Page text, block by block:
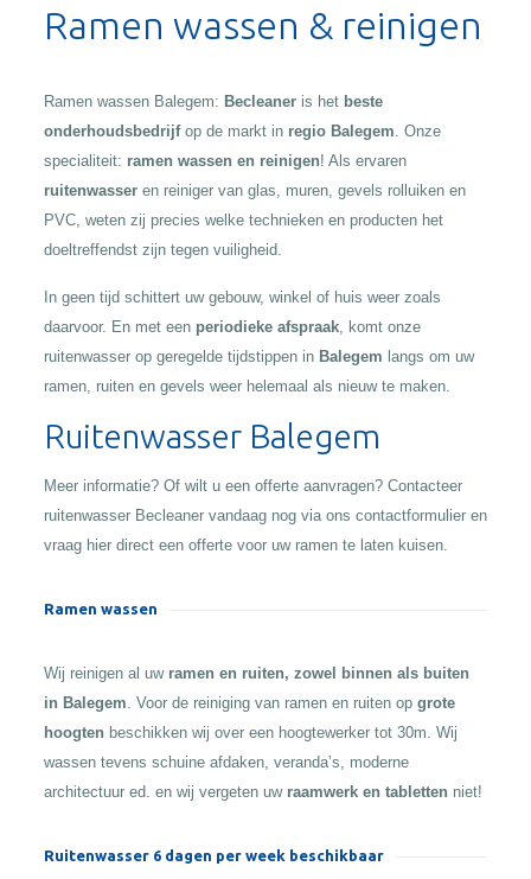
Ramen wassen & reinigen
Ramen wassen Balegem: Becleaneris het beste
onderhoudsbedrijfop de markt in regio Balegem. Onze
specialiteit: ramen wassen en reinigen! Als ervaren
ruitenwasseren reiniger van glas, muren, gevels rolluiken en
PVC, weten zij precies welke technieken en producten het
doeltreffendst zijn tegen vuiligheid.
In geen tijd schittert uw gebouw, winkel of huis weer zoals
daarvoor. En met een periodieke afspraak, komt onze
ruitenwasser op geregelde tijdstippen in Balegem langs om uw
ramen, ruiten en gevels weer helemaal als nieuw te maken.
Ruitenwasser Balegem
Meer informatie? Of wilt u een offerte aanvragen? Contacteer
ruitenwasser Becleaner vandaag nog via ons contactformulier en
vraag hier direct een offerte voor uw ramen te laten kuisen.
Ramen wassen
Wij reinigen al uw ramen en ruiten, zowel binnen als buiten
in Balegem. Voor de reiniging van ramen en ruiten op grote
hoogten beschikken wij over een hoogtewerker tot 30m. Wij
wassen tevens schuine afdaken, veranda’s, moderne
architectuur ed. en wij vergeten uw raamwerk en tabletten niet!
Ruitenwasser 6 dagen per week beschikbaar